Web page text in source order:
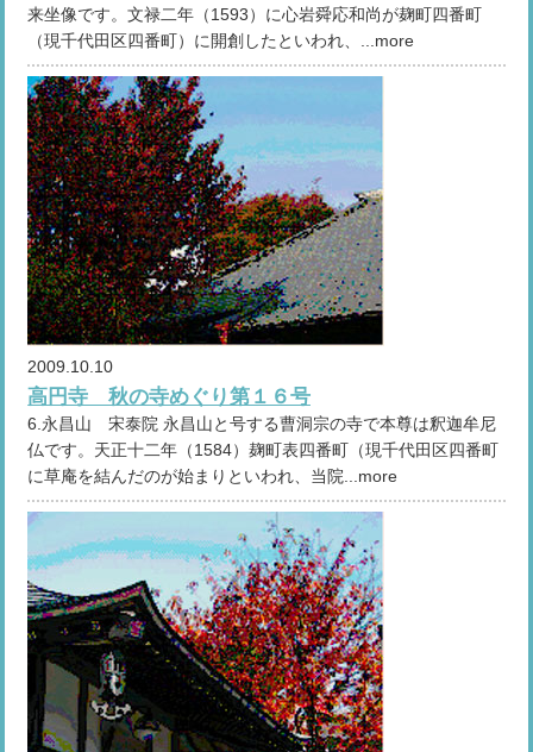
来坐像です。文禄二年（1593）に心岩舜応和尚が麹町四番町
（現千代田区四番町）に開創したといわれ、...more
2009.10.10
高円寺 秋の寺めぐり第１６号
6.永昌山 宋泰院 永昌山と号する曹洞宗の寺で本尊は釈迦牟尼
仏です。天正十二年（1584）麹町表四番町（現千代田区四番町
に草庵を結んだのが始まりといわれ、当院...more